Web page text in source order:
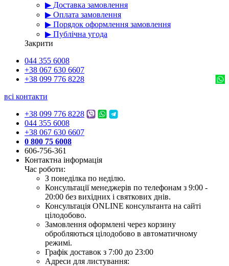
▶ Доставка замовлення
▶ Оплата замовлення
▶ Порядок оформлення замовлення
▶ Публічна угода
Закрити
044 355 6008
+38 067 630 6607
+38 099 776 8228
всі контакти
+38 099 776 8228
044 355 6008
+38 067 630 6607
0 800 75 6008
606-756-361
Контактна інформація
Час роботи:
З понеділка по неділю.
Консультації менеджерів по телефонам з 9:00 -
20:00 без вихідних і святкових днів.
Консультація ONLINE консультанта на сайті
цілодобово.
Замовлення оформлені через корзину
обробляються цілодобово в автоматичному
режимі.
Графік доставок з 7:00 до 23:00
Адреси для листування: